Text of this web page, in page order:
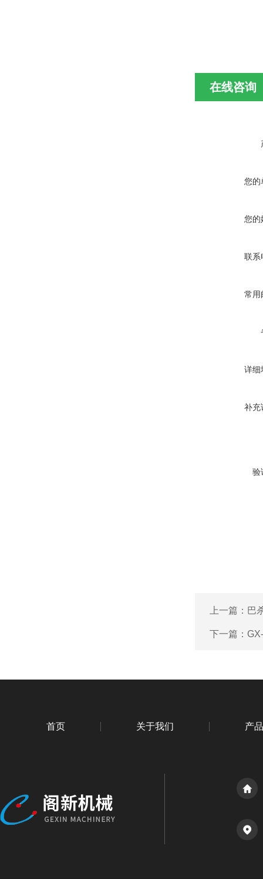
在线咨询
您的
您的
联系
常用
详细
补充
验
上一篇： 巴
下一篇：
首页 关于我们 产